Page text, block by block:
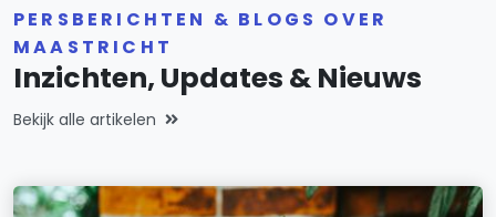
PERSBERICHTEN & BLOGS OVER
MAASTRICHT
Inzichten, Updates & Nieuws
Bekijk alle artikelen